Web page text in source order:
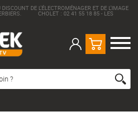
DE L'ÉLECTROMÉNAGER ET DE L'IMAGE
CHOLET : 02 41 55 18 85 - LES